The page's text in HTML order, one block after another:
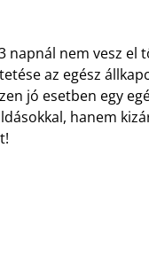
napnál nem vesz el
az egész
jó esetben egy
hanem